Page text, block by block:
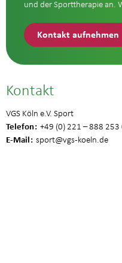
und der Sporttherapie an.
Kontakt aufnehmen
Kontakt
VGS Köln e.V. Sport
Telefon +49 (0) 221 – 888 253
E-Mail sport@vgs-koeln.de